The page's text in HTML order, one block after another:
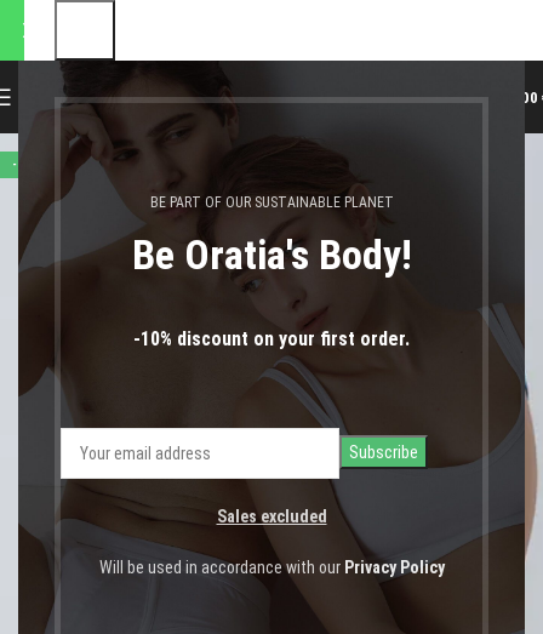
BE PART OF OUR SUSTAINABLE PLANET
Be Oratia's Body!
-10% discount on your first order.
Sales excluded
Will be used in accordance with our Privacy Policy
MENU 0,00
-47%
θα